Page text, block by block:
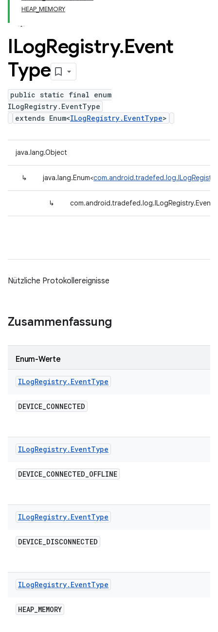
HEAP_MEMORY
ILogRegistry.Event
Type
public static final enum
ILogRegistry.EventType
extends Enum<ILogRegistry.EventType>
java.lang.Object
↳ java.lang.Enum<
↳
Nützliche Protokollereignisse
Zusammenfassung
Enum-Werte
ILogRegistry. EventType
DEVICE_CONNECTED
ILogRegistry. EventType
DEVICE_CONNECTED_OFFLINE
ILogRegistry. EventType
DEVICE_DISCONNECTED
ILogRegistry. EventType
HEAP_MEMORY